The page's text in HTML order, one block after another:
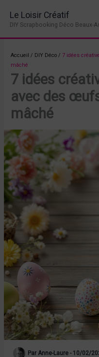
contenu
Le Loisir Créatif
DIY Scrapbooking Déco Beaux-
Accueil / DIY Déco / 7 idées
mâché
7 idées
avec des
mâché
Par Anne-Laure- 10/02/